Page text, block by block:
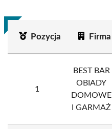
Pozycja Firma
1
BEST BAR
OBIADY
DOMOWE
I GARMAŻ